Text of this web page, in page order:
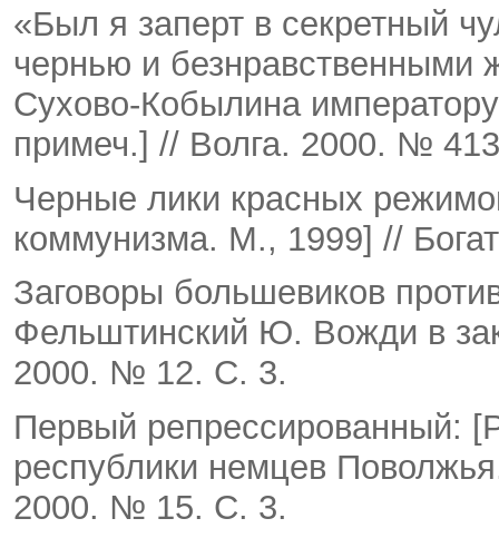
«Был я заперт в секретный
чернью и
Сухово-Кобылина
примеч.] // Волга. 2000. №
Черные лики красных
коммунизма. М., 1999] //
Заговоры большевиков
Фельштинский Ю. Вожди в
2000. № 12. С. 3.
Первый репрессированный:
республики немцев
2000. № 15. С. 3.